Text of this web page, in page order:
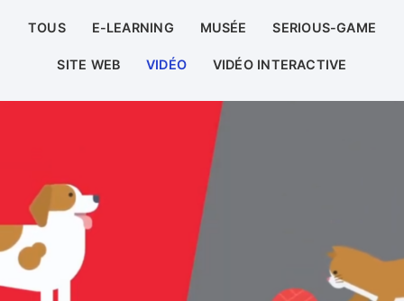
TOUS E-LEARNING MUSÉE SERIOUS-GAME
SITE WEB VIDÉO VIDÉO INTERACTIVE